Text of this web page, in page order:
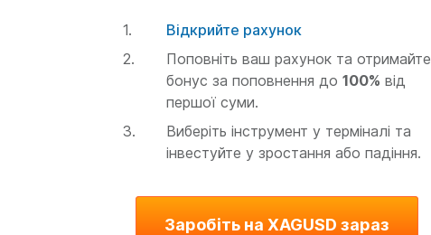
Відкрийте рахунок
Поповніть ваш рахунок та отримайте
бонус за поповнення до 100% від
першої суми.
Виберіть інструмент у терміналі та
інвестуйте у зростання або падіння.
Заробіть на XAGUSD зараз